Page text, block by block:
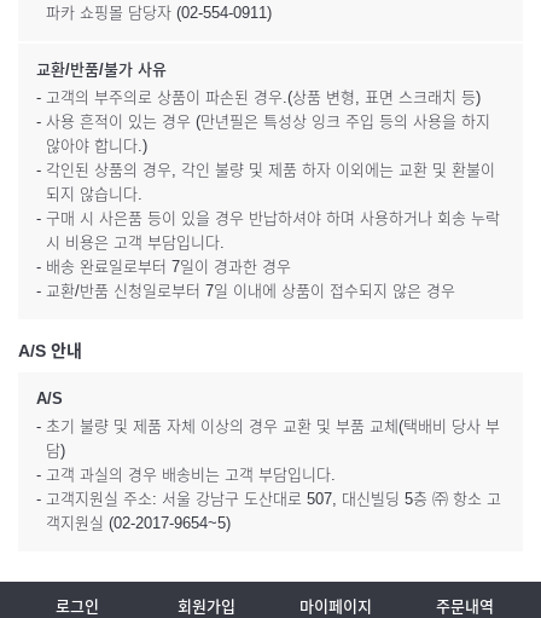
파카 쇼핑몰 담당자 (02-554-0911)
교환/반품/불가 사유
- 고객의 부주의로 상품이 파손된 경우.(상품 변형, 표면 스크래치 등)
- 사용 흔적이 있는 경우 (만년필은 특성상 잉크 주입 등의 사용을 하지
않아야 합니다.)
- 각인된 상품의 경우, 각인 불량 및 제품 하자 이외에는 교환 및 환불이
되지 않습니다.
- 구매 시 사은품 등이 있을 경우 반납하셔야 하며 사용하거나 회송 누락
시 비용은 고객 부담입니다.
- 배송 완료일로부터 7일이 경과한 경우
- 교환/반품 신청일로부터 7일 이내에 상품이 접수되지 않은 경우
A/S 안내
A/S
- 초기 불량 및 제품 자체 이상의 경우 교환 및 부품 교체(택배비 당사 부
담)
- 고객 과실의 경우 배송비는 고객 부담입니다.
- 고객지원실 주소: 서울 강남구 도산대로 507, 대신빌딩 5층 ㈜ 항소 고
객지원실 (02-2017-9654~5)
로그인 회원가입 마이페이지 주문내역